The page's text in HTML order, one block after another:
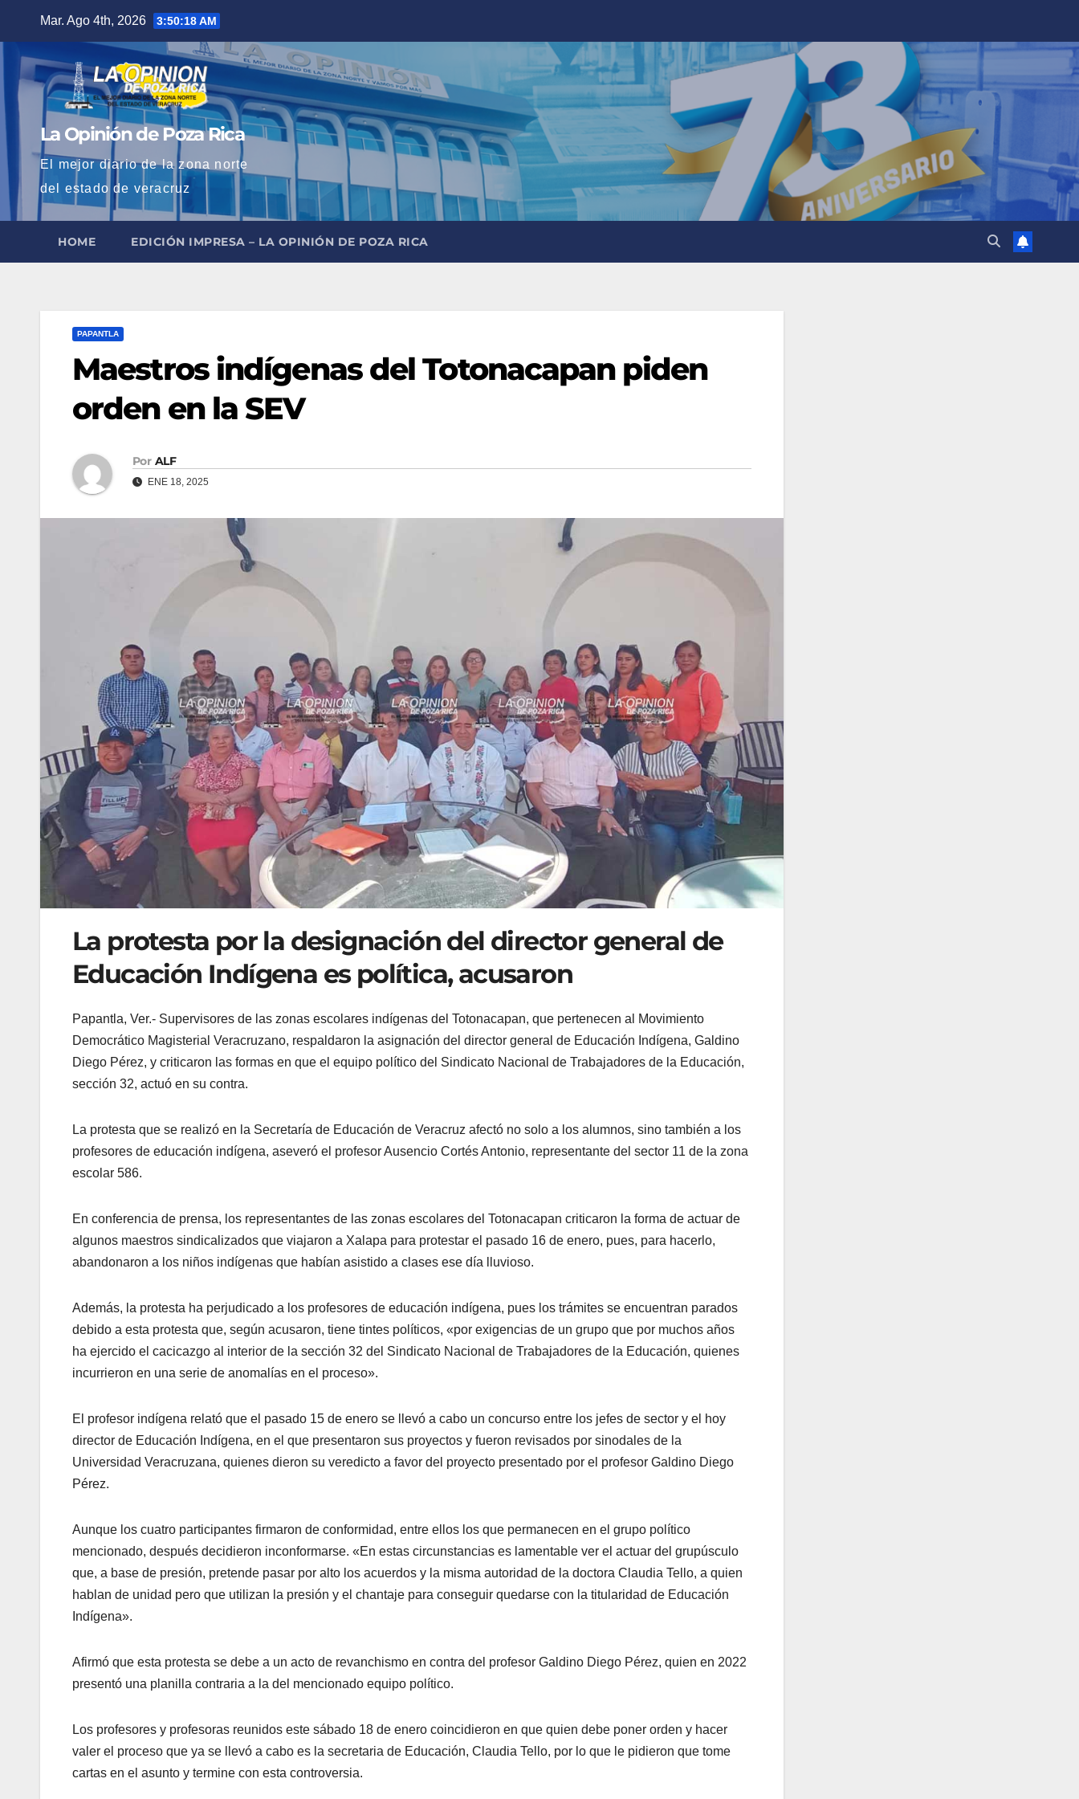
contenido
Mar. Ago 4th, 2026 3:50:19 AM
La Opinión de Poza Rica
El mejor diario de la zona norte
del estado de veracruz
HOME EDICIÓN IMPRESA – LA OPINIÓN DE POZA RICA
PAPANTLA
Maestros indígenas del Totonacapan piden
orden en la SEV
Por ALF
ENE 18, 2025
La protesta por la designación del director general de
Educación Indígena es política, acusaron
Papantla, Ver.- Supervisores de las zonas escolares indígenas del Totonacapan, que pertenecen al Movimiento
Democrático Magisterial Veracruzano, respaldaron la asignación del director general de Educación Indígena, Galdino
Diego Pérez, y criticaron las formas en que el equipo político del Sindicato Nacional de Trabajadores de la Educación,
sección 32, actuó en su contra.
La protesta que se realizó en la Secretaría de Educación de Veracruz afectó no solo a los alumnos, sino también a los
profesores de educación indígena, aseveró el profesor Ausencio Cortés Antonio, representante del sector 11 de la zona
escolar 586.
En conferencia de prensa, los representantes de las zonas escolares del Totonacapan criticaron la forma de actuar de
algunos maestros sindicalizados que viajaron a Xalapa para protestar el pasado 16 de enero, pues, para hacerlo,
abandonaron a los niños indígenas que habían asistido a clases ese día lluvioso.
Además, la protesta ha perjudicado a los profesores de educación indígena, pues los trámites se encuentran parados
debido a esta protesta que, según acusaron, tiene tintes políticos, «por exigencias de un grupo que por muchos años
ha ejercido el cacicazgo al interior de la sección 32 del Sindicato Nacional de Trabajadores de la Educación, quienes
incurrieron en una serie de anomalías en el proceso».
El profesor indígena relató que el pasado 15 de enero se llevó a cabo un concurso entre los jefes de sector y el hoy
director de Educación Indígena, en el que presentaron sus proyectos y fueron revisados por sinodales de la
Universidad Veracruzana, quienes dieron su veredicto a favor del proyecto presentado por el profesor Galdino Diego
Pérez.
Aunque los cuatro participantes firmaron de conformidad, entre ellos los que permanecen en el grupo político
mencionado, después decidieron inconformarse. «En estas circunstancias es lamentable ver el actuar del grupúsculo
que, a base de presión, pretende pasar por alto los acuerdos y la misma autoridad de la doctora Claudia Tello, a quien
hablan de unidad pero que utilizan la presión y el chantaje para conseguir quedarse con la titularidad de Educación
Indígena».
Afirmó que esta protesta se debe a un acto de revanchismo en contra del profesor Galdino Diego Pérez, quien en 2022
presentó una planilla contraria a la del mencionado equipo político.
Los profesores y profesoras reunidos este sábado 18 de enero coincidieron en que quien debe poner orden y hacer
valer el proceso que ya se llevó a cabo es la secretaria de Educación, Claudia Tello, por lo que le pidieron que tome
cartas en el asunto y termine con esta controversia.